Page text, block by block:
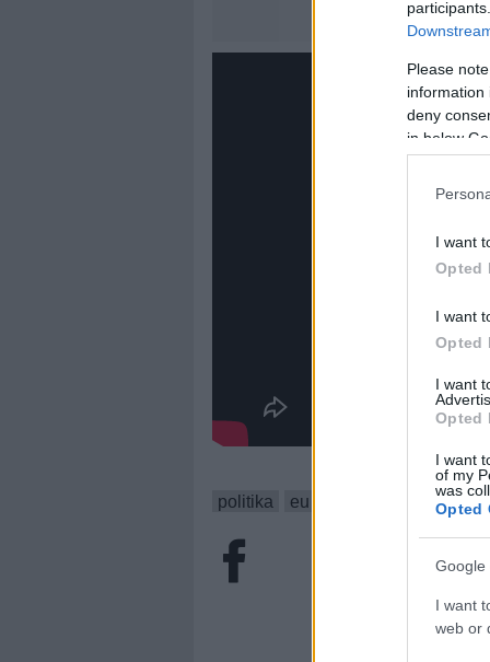
Please
information
deny
in below
I want
Opted
I want
Opted
I want
Opted
I want
of my
was
Opted
Google
I want
web or
politika eu death metal